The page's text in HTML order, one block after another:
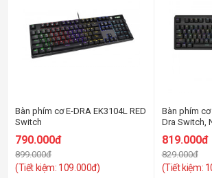
Bàn phím cơ E-DRA EK3104L RED
Switch
790.000đ
899.000đ
(Tiết kiệm: 109.000đ)
Bàn phím cơ
Dra Switch,
819.000đ
829.000đ
(Tiết kiệm: